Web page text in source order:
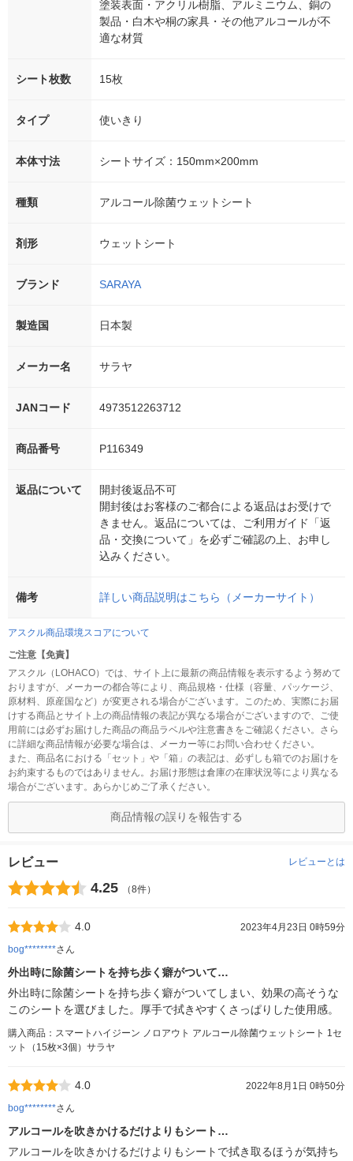
塗装表面・アクリル樹脂、アルミニウム、銅の
製品・白木や桐の家具・その他アルコールが不
適な材質
シート枚数 15枚
タイプ 使いきり
本体寸法 シートサイズ：150mm×200mm
種類 アルコール除菌ウェットシート
剤形 ウェットシート
ブランド SARAYA
製造国 日本製
メーカー名 サラヤ
JANコード 4973512263712
商品番号 P116349
返品について
開封後返品不可
開封後はお客様のご都合による返品はお受けで
きません。返品については、ご利用ガイド「返
品・交換について」を必ずご確認の上、お申し
込みください。
備考 詳しい商品説明はこちら（メーカーサイト）
アスクル商品環境スコアについて
ご注意【免責】
アスクル（LOHACO）では、サイト上に最新の商品情報を表示するよう努めて
おりますが、メーカーの都合等により、商品規格・仕様（容量、パッケージ、
原材料、原産国など）が変更される場合がございます。このため、実際にお届
けする商品とサイト上の商品情報の表記が異なる場合がございますので、ご使
用前には必ずお届けした商品の商品ラベルや注意書きをご確認ください。さら
に詳細な商品情報が必要な場合は、メーカー等にお問い合わせください。
また、商品名における「セット」や「箱」の表記は、必ずしも箱でのお届けを
お約束するものではありません。お届け形態は倉庫の在庫状況等により異なる
場合がございます。あらかじめご了承ください。
商品情報の誤りを報告する
レビュー レビューとは
4.25 （8件）
4.0
2023年4月23日 0時59分
bog********さん
外出時に除菌シートを持ち歩く癖がついて…
外出時に除菌シートを持ち歩く癖がついてしまい、効果の高そうな
このシートを選びました。厚手で拭きやすくさっぱりした使用感。
購入商品：スマートハイジーン ノロアウト アルコール除菌ウェットシート 1セ
ット（15枚×3個）サラヤ
4.0
2022年8月1日 0時50分
bog********さん
アルコールを吹きかけるだけよりもシート…
アルコールを吹きかけるだけよりもシートで拭き取るほうが気持ち